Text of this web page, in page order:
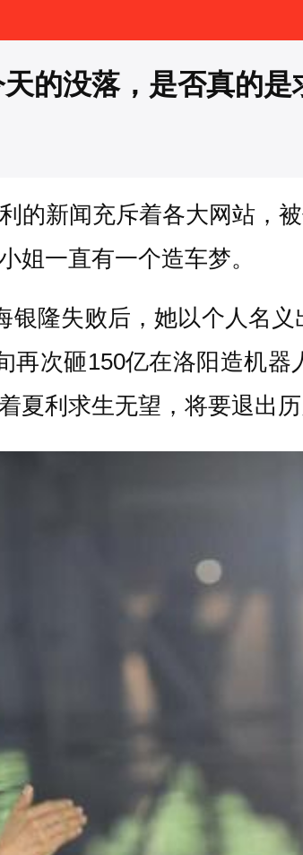
的没落，是否真的是
的新闻充斥着各大网站，
姐一直有一个造车梦。
银隆失败后，她以个人名
再次砸150亿在洛阳造机
夏利求生无望，将要退出